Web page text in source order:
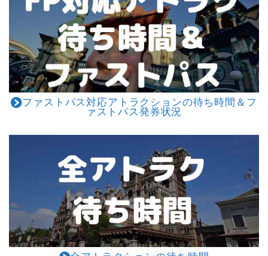
ファストパス対応アトラクションの待ち時間＆フ
ァストパス発券状況